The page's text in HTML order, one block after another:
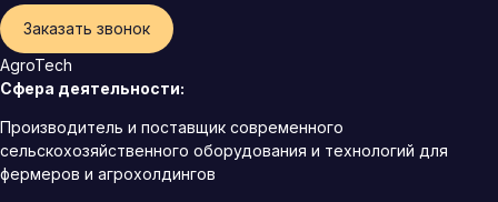
Заказать звонок
AgroTech
Сфера деятельности:
Производитель и поставщик современного
сельскохозяйственного оборудования и технологий для
фермеров и агрохолдингов